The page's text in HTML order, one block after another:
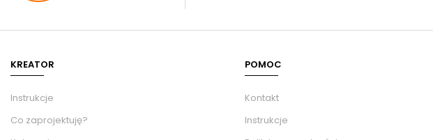
KREATOR
Instrukcje
Co zaprojektuję?
POMOC
Kontakt
Instrukcje